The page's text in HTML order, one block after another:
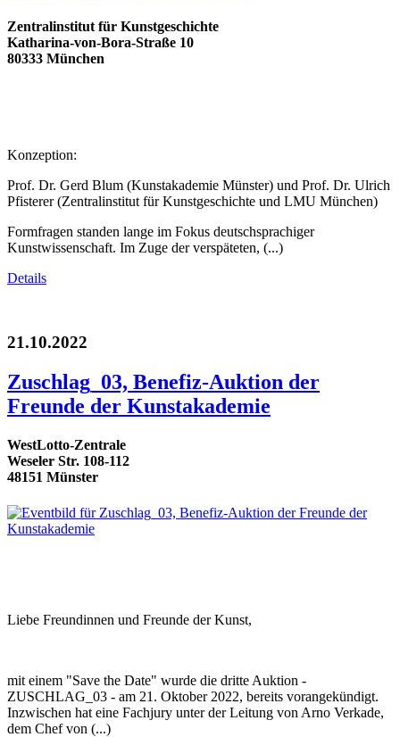
Zentralinstitut für Kunstgeschichte
Katharina-von-Bora-Straße 10
80333 München
Konzeption:
Prof. Dr. Gerd Blum (Kunstakademie Münster) und Prof. Dr. Ulrich
Pfisterer (Zentralinstitut für Kunstgeschichte und LMU München)
Formfragen standen lange im Fokus deutschsprachiger
Kunstwissenschaft. Im Zuge der verspäteten, (...)
Details
21.10.2022
Zuschlag_03, Benefiz-Auktion der
Freunde der Kunstakademie
WestLotto-Zentrale
Weseler Str. 108-112
48151 Münster
Liebe Freundinnen und Freunde der Kunst,
mit einem "Save the Date" wurde die dritte Auktion -
ZUSCHLAG_03 - am 21. Oktober 2022, bereits vorangekündigt.
Inzwischen hat eine Fachjury unter der Leitung von Arno Verkade,
dem Chef von (...)